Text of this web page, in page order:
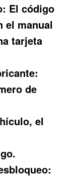
El código
el manual
tarjeta
de
el